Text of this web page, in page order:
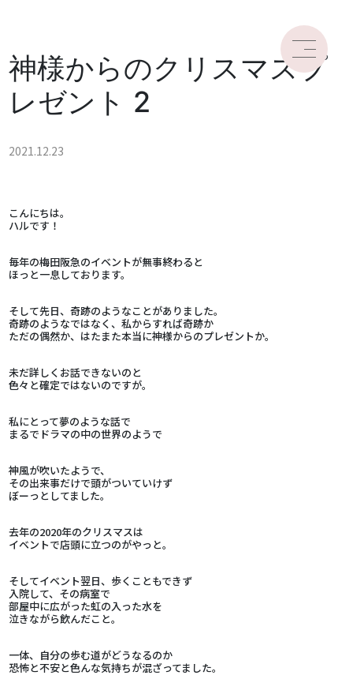
神様からのクリスマスプ
レゼント 2
2021.12.23
こんにちは。
ハルです！
毎年の梅田阪急のイベントが無事終わると
ほっと一息しております。
そして先日、奇跡のようなことがありました。
奇跡のようなではなく、私からすれば奇跡か
ただの偶然か、はたまた本当に神様からのプレゼントか。
未だ詳しくお話できないのと
色々と確定ではないのですが。
私にとって夢のような話で
まるでドラマの中の世界のようで
神風が吹いたようで、
その出来事だけで頭がついていけず
ぼーっとしてました。
去年の2020年のクリスマスは
イベントで店頭に立つのがやっと。
そしてイベント翌日、歩くこともできず
入院して、その病室で
部屋中に広がった虹の入った水を
泣きながら飲んだこと。
一体、自分の歩む道がどうなるのか
恐怖と不安と色んな気持ちが混ざってました。